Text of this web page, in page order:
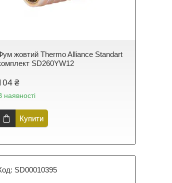
жовтий Thermo Alliance Standart
SD260YW12
₴
наявності
Купити
SD00010395